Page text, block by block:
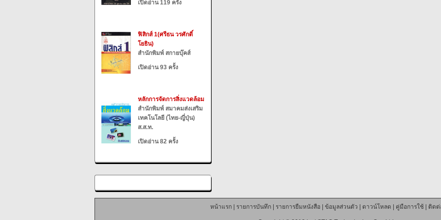
เปิดอ่าน 119 ครั้ง
ฟิสิกส์ 1(ศรีธน วรศักดิ์
โยธิน)
สำนักพิมพ์ สกายบุ๊คส์
เปิดอ่าน 93 ครั้ง
หลักการจัดการสิ่งแวดล้อม
สำนักพิมพ์ สมาคมส่งเสริม
เทคโนโลยี (ไทย-ญี่ปุ่น)
ส.ส.ท.
เปิดอ่าน 82 ครั้ง
หน้าแรก| รายการบันทึก| รายการยืมหนังสือ ข้อมูลส่วนตัว ดาวน์โหลด คู่มือการใช้| ติดต่